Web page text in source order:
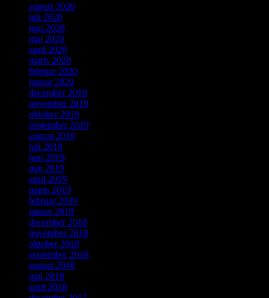
august 2020
juli 2020
juni 2020
maj 2020
april 2020
marts 2020
februar 2020
januar 2020
december 2019
november 2019
oktober 2019
september 2019
august 2019
juli 2019
juni 2019
maj 2019
april 2019
marts 2019
februar 2019
januar 2019
december 2018
november 2018
oktober 2018
september 2018
august 2018
maj 2018
april 2018